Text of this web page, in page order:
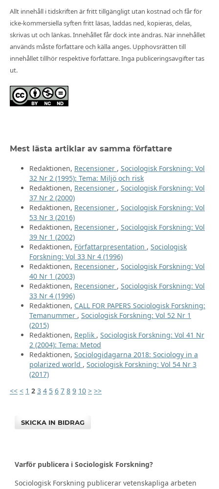
Allt innehåll i tidskriften är fritt tillgängligt utan kostnad och får för
icke-kommersiella syften fritt läsas, laddas ned, kopieras, delas,
skrivas ut och länkas. Innehållet får dock inte ändras. När innehållet
används måste författare och källa anges. Upphovsrätten till
innehållet tillhör respektive författare. Inga publiceringsavgifter tas
ut.
Mest lästa artiklar av samma författare
Redaktionen, Recensioner , Sociologisk Forskning: Vol
32 Nr 2 (1995): Tema: Miljö och risk
Redaktionen, Recensioner , Sociologisk Forskning: Vol
37 Nr 2 (2000)
Redaktionen, Recensioner , Sociologisk Forskning: Vol
53 Nr 3 (2016)
Redaktionen, Recensioner , Sociologisk Forskning: Vol
39 Nr 1 (2002)
Redaktionen, Författarpresentation , Sociologisk
Forskning: Vol 33 Nr 4 (1996)
Redaktionen, Recensioner , Sociologisk Forskning: Vol
40 Nr 1 (2003)
Redaktionen, Recensioner , Sociologisk Forskning: Vol
33 Nr 4 (1996)
Redaktionen, CALL FOR PAPERS Sociologisk Forskning:
Temanummer , Sociologisk Forskning: Vol 52 Nr 1
(2015)
Redaktionen, Replik , Sociologisk Forskning: Vol 41 Nr
2 (2004): Tema: Metod
Redaktionen, Sociologidagarna 2018: Sociology in a
polarized world , Sociologisk Forskning: Vol 54 Nr 3
(2017)
<< < 1 2 3 4 5 6 7 8 9 10 > >>
SKICKA IN BIDRAG
Varför publicera i Sociologisk Forskning?
Sociologisk Forskning publicerar vetenskapliga arbeten